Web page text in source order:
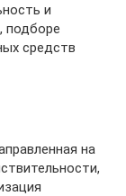
и
подборе
средств
на